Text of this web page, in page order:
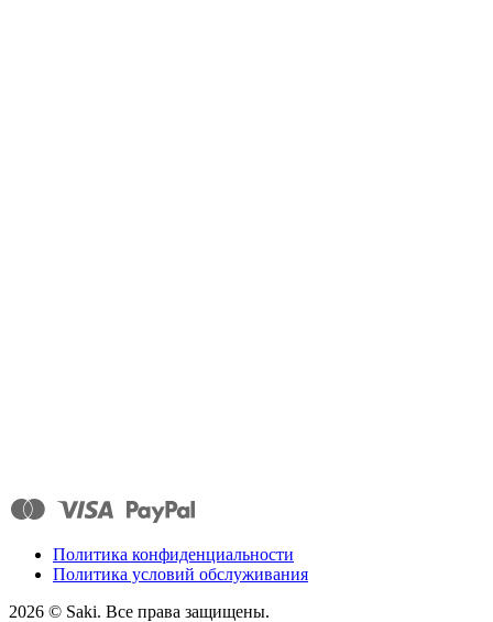
Политика конфиденциальности
Политика условий обслуживания
2026 © Saki. Все права защищены.